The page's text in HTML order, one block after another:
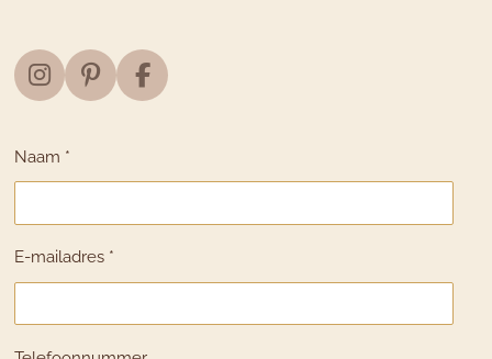
I
t
a
r
a
m
P
e
e
s
t
F
b
o
Naam *
E-mailadres *